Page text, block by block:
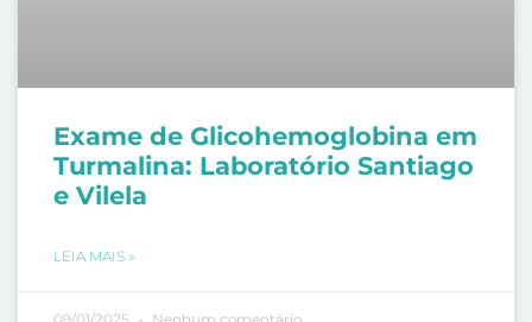
Exame de Glicohemoglobina em
Turmalina: Laboratório Santiago
e Vilela
LEIA MAIS »